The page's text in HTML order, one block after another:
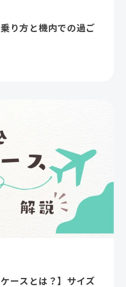
り方と機内での過ご
ースとは？】サイズ